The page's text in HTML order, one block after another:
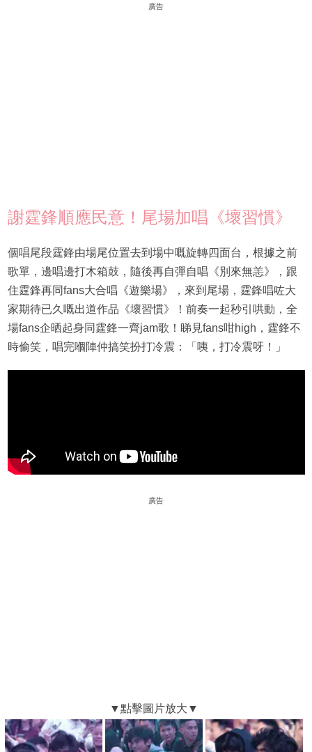
廣告
謝霆鋒順應民意！尾場加唱《壞習慣》
個唱尾段霆鋒由場尾位置去到場中嘅旋轉四面台，根據之前
歌單，邊唱邊打木箱鼓，隨後再自彈自唱《別來無恙》，跟
住霆鋒再同fans大合唱《遊樂場》，來到尾場，霆鋒唱咗大
家期待已久嘅出道作品《壞習慣》！前奏一起秒引哄動，全
場fans企晒起身同霆鋒一齊jam歌！睇見fans咁high，霆鋒不
時偷笑，唱完嗰陣仲搞笑扮打冷震：「咦，打冷震呀！」
廣告